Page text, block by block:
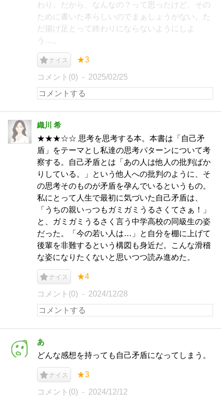
わり。だから、なんなの？って思ったけど、その
ために書いた本らしいのでまぁしょうがない。た
だ揚げ足とって終わりにならないようにしよ
う…。
ナイス ★3
コメント(0) 2025/02/25
織川 希
★★★☆☆ 思考を思考する本。本書は「自己矛
盾」をテーマとし私達の思考パターンについて考
察する。自己矛盾とは「あの人は他人の批判ばか
りしている。」という他人への批判のように、そ
の思考そのものが矛盾を孕んでいるというもの。
私にとって人生で最初に気づいた自己矛盾は、
「うちの親いっつもガミガミうるさくてさぁ！」
と、ガミガミうるさく言う中学高校の同級生の姿
だった。「今の若い人は…」と自分を棚に上げて
後輩を非難するという構図も身近だ。こんな滑稽
な姿になりたくないと思いつつ読み進めた。
ナイス ★4
コメント(0) 2024/12/28
あ
どんな感想を持っても自己矛盾になってしまう。
ナイス ★3
コメント(0) 2024/12/12